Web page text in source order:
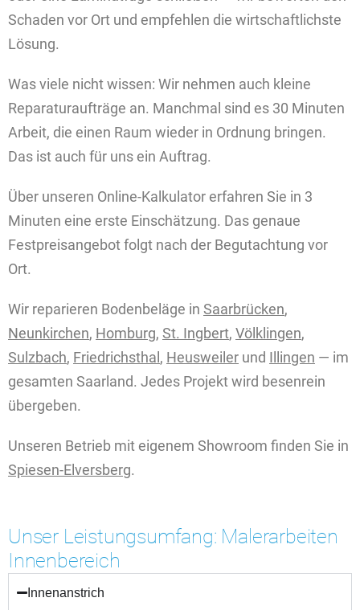
Schaden vor Ort und empfehlen die wirtschaftlichste
Lösung.
Was viele nicht wissen: Wir nehmen auch kleine
Reparaturaufträge an. Manchmal sind es 30 Minuten
Arbeit, die einen Raum wieder in Ordnung bringen.
Das ist auch für uns ein Auftrag.
Über unseren Online-Kalkulator erfahren Sie in 3
Minuten eine erste Einschätzung. Das genaue
Festpreisangebot folgt nach der Begutachtung vor
Ort.
Wir reparieren Bodenbeläge in Saarbrücken,
Neunkirchen, Homburg, St. Ingbert, Völklingen,
Sulzbach, Friedrichsthal, Heusweiler und Illingen — im
gesamten Saarland. Jedes Projekt wird besenrein
übergeben.
Unseren Betrieb mit eigenem Showroom finden Sie in
Spiesen-Elversberg.
Unser Leistungsumfang: Malerarbeiten
Innenbereich
Innenanstrich